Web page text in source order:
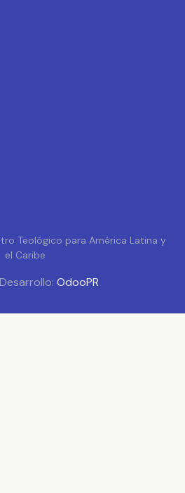
Teológico para América Latina y
el Caribe
OdooPR